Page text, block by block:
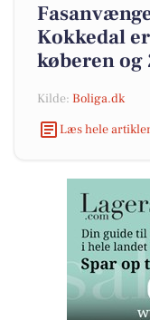
Kokkedal
køberen og
Kilde: Boliga.dk
Læs hele